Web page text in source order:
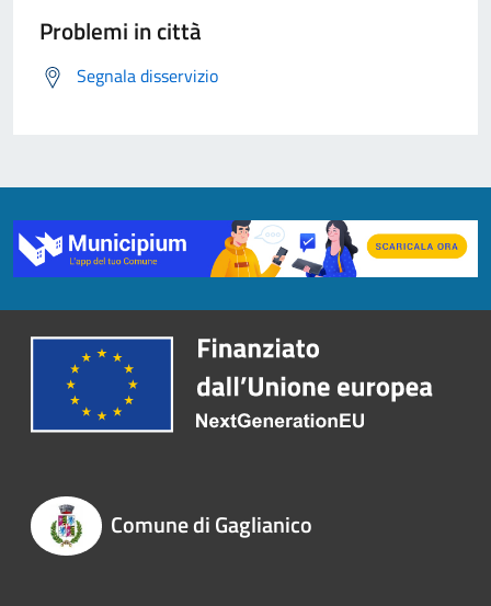
Problemi in città
Segnala disservizio
Comune di Gaglianico